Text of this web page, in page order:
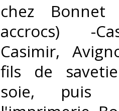
chez
accrocs) -
Casimir,
fils de
soie, puis